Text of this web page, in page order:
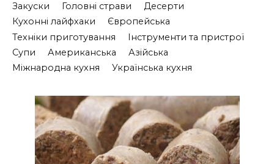
Закуски
Головні страви
Десерти
Кухонні лайфхаки
Європейська
Техніки приготування
Інструменти та пристрої
Супи
Американська
Азійська
Міжнародна кухня
Українська кухня